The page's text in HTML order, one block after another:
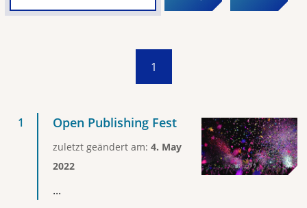
1
Open Publishing Fest
zuletzt geändert am: 4. May
2022
...